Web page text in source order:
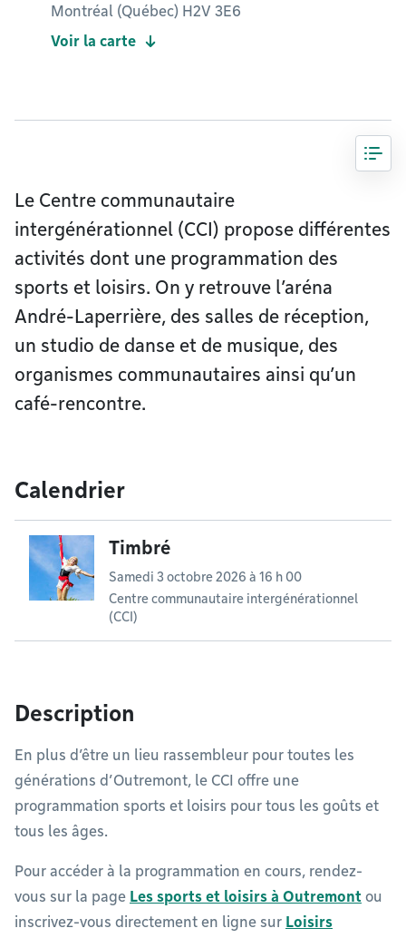
Montréal (Québec) H2V 3E6
Voir la carte
Le Centre communautaire
intergénérationnel (CCI) propose différentes
activités dont une programmation des
sports et loisirs. On y retrouve l’aréna
André-Laperrière, des salles de réception,
un studio de danse et de musique, des
organismes communautaires ainsi qu’un
café-rencontre.
Calendrier
Timbré
Samedi 3 octobre 2026 à 16 h 00
Centre communautaire intergénérationnel
(CCI)
Description
En plus d’être un lieu rassembleur pour toutes les
générations d’Outremont, le CCI offre une
programmation sports et loisirs pour tous les goûts et
tous les âges.
Pour accéder à la programmation en cours, rendez-
vous sur la page Les sports et loisirs à Outremont ou
inscrivez-vous directement en ligne sur Loisirs